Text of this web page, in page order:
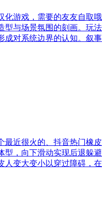
化游戏，需要的友友自取
型与场景氛围的刻画。玩
对系统边界的认知。叙
最近很火的、抖音热门橡
，向下滑动实现后退躲
人变大变小以穿过障碍，